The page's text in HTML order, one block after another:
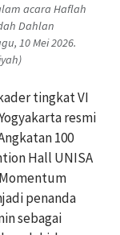
acara Haflah
Dahlan
10 Mei 2026.
tingkat VI
resmi
100
Hall UNISA
penanda
sebagai